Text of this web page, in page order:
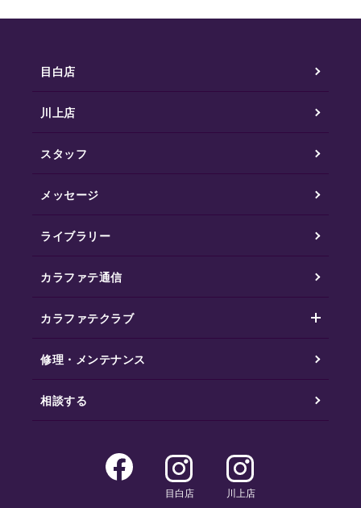
目白店
川上店
スタッフ
メッセージ
ライブラリー
カラファテ通信
カラファテクラブ
修理・メンテナンス
相談する
目白店 川上店